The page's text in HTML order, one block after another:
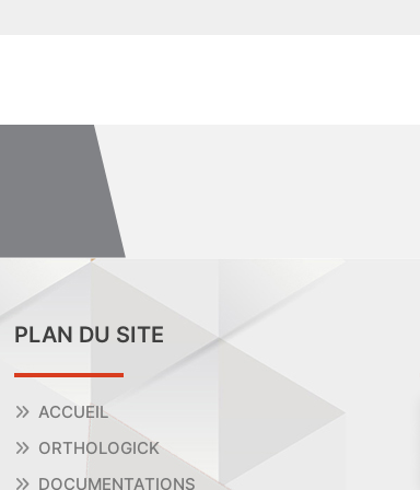
PLAN DU SITE
ACCUEIL
ORTHOLOGICK
DOCUMENTATIONS